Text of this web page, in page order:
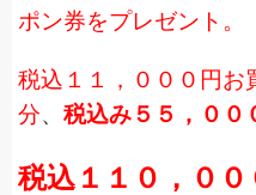
ポン券をプレゼント。
税込１１，０００円お
分、 税込み５５，００
税込１１０，０